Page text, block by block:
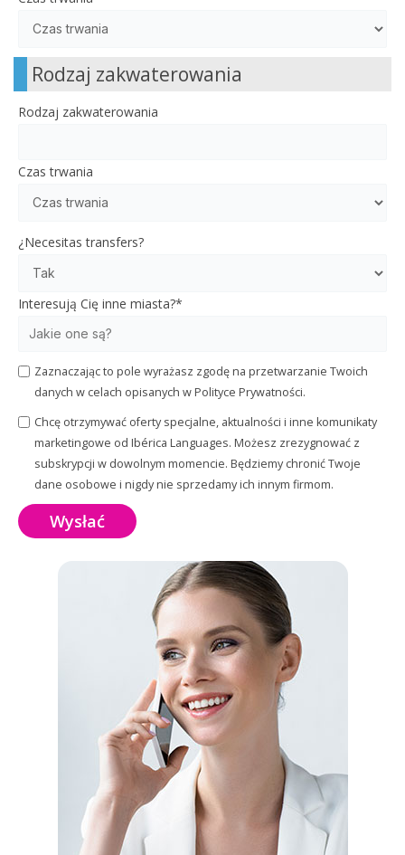
Rodzaj zakwaterowania
Rodzaj zakwaterowania
Czas trwania
¿Necesitas transfers?
Interesują Cię inne miasta?*
Zaznaczając to pole wyrażasz zgodę na przetwarzanie Twoich
danych w celach opisanych w Polityce Prywatności.
Chcę otrzymywać oferty specjalne, aktualności i inne komunikaty
marketingowe od Ibérica Languages. Możesz zrezygnować z
subskrypcji w dowolnym momencie. Będziemy chronić Twoje
dane osobowe i nigdy nie sprzedamy ich innym firmom.
Wysłać